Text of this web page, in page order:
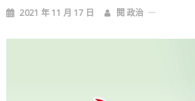
2021 年 11 月 17 日 閱 政治